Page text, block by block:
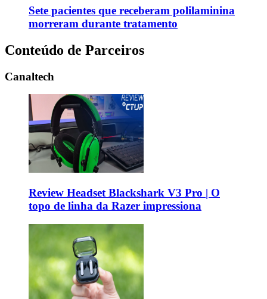
Sete pacientes que receberam polilaminina
morreram durante tratamento
Conteúdo de Parceiros
Canaltech
Review Headset Blackshark V3 Pro | O
topo de linha da Razer impressiona